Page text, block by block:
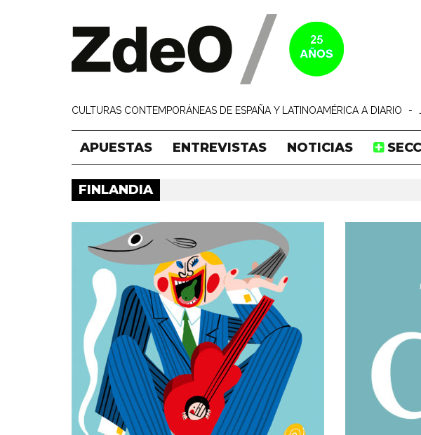
CULTURAS CONTEMPORÁNEAS DE ESPAÑA Y LATINOAMÉRICA A DIARIO -
APUESTAS ENTREVISTAS NOTICIAS
FINLANDIA